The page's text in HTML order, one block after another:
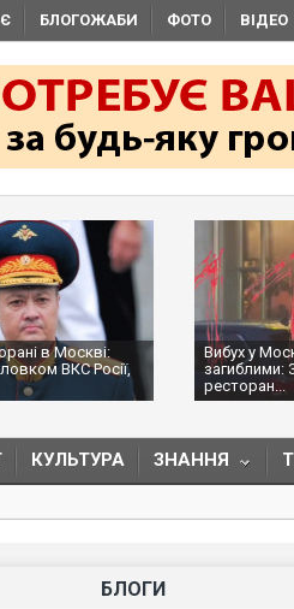
БЛОГОЖАБИ ФОТО ВІДЕО
в Москві:
ВКС Росії,
Вибух у
загиблими:
ресторан...
КУЛЬТУРА ЗНАННЯ
БЛОГИ